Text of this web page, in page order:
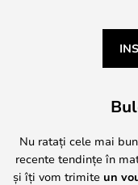
Nu ratați cele mai
recente tendințe în
și îți vom trimite un